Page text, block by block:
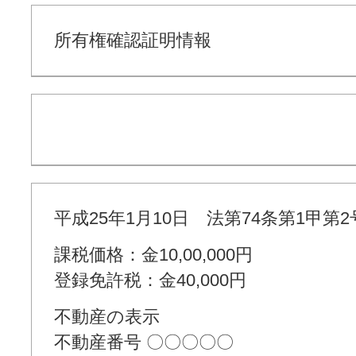
所有権確認証明情報
平成25年1月10日 法第74条第1甲第2
課税価格：金10,00,000円
登録免許税：金40,000円
不動産の表示
不動産番号 〇〇〇〇〇